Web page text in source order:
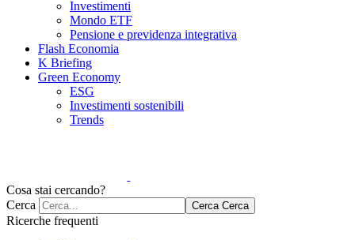
Investimenti
Mondo ETF
Pensione e previdenza integrativa
Flash Economia
K Briefing
Green Economy
ESG
Investimenti sostenibili
Trends
Cosa stai cercando?
Cerca
Cerca Cerca
Ricerche frequenti